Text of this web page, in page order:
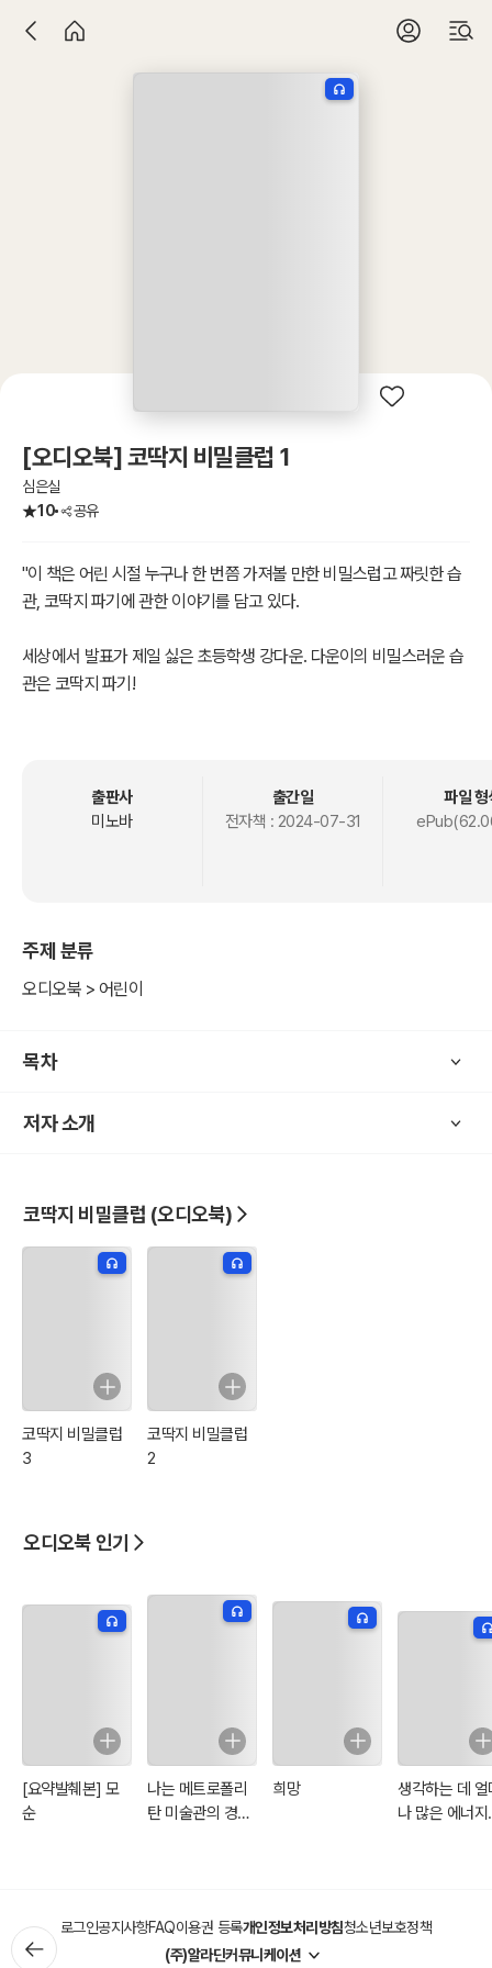
[오디오북] 코딱지 비밀클럽 1
심은실
10
공유
"이 책은 어린 시절 누구나 한 번쯤 가져볼 만한 비밀스럽고 짜릿한 습
관, 코딱지 파기에 관한 이야기를 담고 있다.
세상에서 발표가 제일 싫은 초등학생 강다운. 다운이의 비밀스러운 습
관은 코딱지 파기!
출판사
미노바
출간일
전자책 : 2024-07-31
파일 형
주제 분류
오디오북 > 어린이
목차
저자 소개
코딱지 비밀클럽 (오디오북)
코딱지 비밀클럽
3
코딱지 비밀클럽
2
오디오북 인기
[요약발췌본] 모
순
나는 메트로폴리
탄 미술관의 경비
희망
생각하는 데 얼
나 많은 에너지
로그인공지사항FAQ이용권 등록개인정보처리방침청소년보호정책
(주)알라딘커뮤니케이션